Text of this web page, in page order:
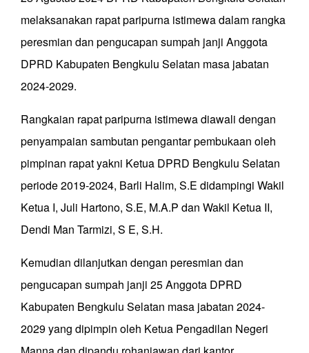
melaksanakan rapat paripurna istimewa dalam rangka
peresmian dan pengucapan sumpah janji Anggota
DPRD Kabupaten Bengkulu Selatan masa jabatan
2024-2029.
Rangkaian rapat paripurna istimewa diawali dengan
penyampaian sambutan pengantar pembukaan oleh
pimpinan rapat yakni Ketua DPRD Bengkulu Selatan
periode 2019-2024, Barli Halim, S.E didampingi Wakil
Ketua I, Juli Hartono, S.E, M.A.P dan Wakil Ketua II,
Dendi Man Tarmizi, S E, S.H.
Kemudian dilanjutkan dengan peresmian dan
pengucapan sumpah janji 25 Anggota DPRD
Kabupaten Bengkulu Selatan masa jabatan 2024-
2029 yang dipimpin oleh Ketua Pengadilan Negeri